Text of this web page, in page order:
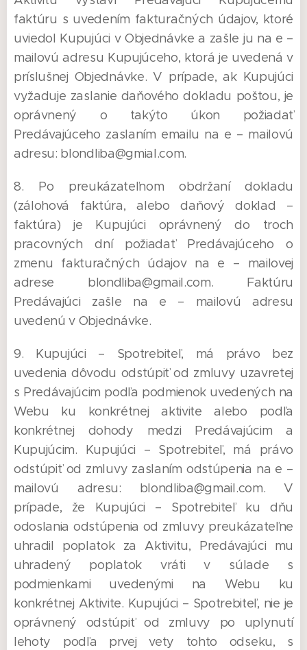
faktúru s uvedením fakturačných údajov, ktoré
uviedol Kupujúci v Objednávke a zašle ju na e –
mailovú adresu Kupujúceho, ktorá je uvedená v
príslušnej Objednávke. V prípade, ak Kupujúci
vyžaduje zaslanie daňového dokladu poštou, je
oprávnený o takýto úkon požiadať
Predávajúceho zaslaním emailu na e – mailovú
adresu: blondliba@gmial.com.
8. Po preukázateľnom obdržaní dokladu
(zálohová faktúra, alebo daňový doklad –
faktúra) je Kupujúci oprávnený do troch
pracovných dní požiadať Predávajúceho o
zmenu fakturačných údajov na e – mailovej
adrese blondliba@gmail.com. Faktúru
Predávajúci zašle na e – mailovú adresu
uvedenú v Objednávke.
9. Kupujúci – Spotrebiteľ, má právo bez
uvedenia dôvodu odstúpiť od zmluvy uzavretej
s Predávajúcim podľa podmienok uvedených na
Webu ku konkrétnej aktivite alebo podľa
konkrétnej dohody medzi Predávajúcim a
Kupujúcim. Kupujúci – Spotrebiteľ, má právo
odstúpiť od zmluvy zaslaním odstúpenia na e –
mailovú adresu: blondliba@gmail.com. V
prípade, že Kupujúci – Spotrebiteľ ku dňu
odoslania odstúpenia od zmluvy preukázateľne
uhradil poplatok za Aktivitu, Predávajúci mu
uhradený poplatok vráti v súlade s
podmienkami uvedenými na Webu ku
konkrétnej Aktivite. Kupujúci – Spotrebiteľ, nie je
oprávnený odstúpiť od zmluvy po uplynutí
lehoty podľa prvej vety tohto odseku, s